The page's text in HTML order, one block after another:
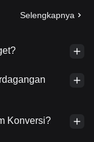
Selengkapnya
Konversi?